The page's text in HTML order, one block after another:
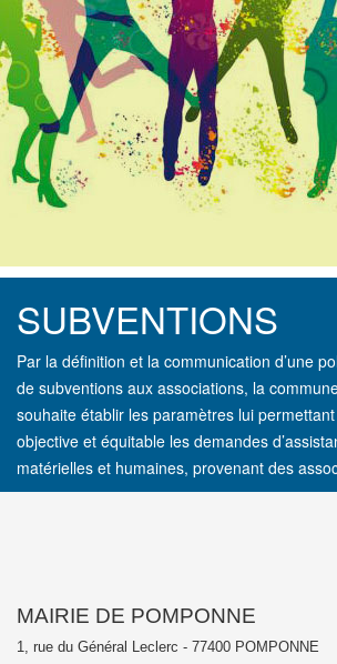
SUBVENTIONS
Par la définition et la communication d’une
de subventions aux associations, la
souhaite établir les paramètres lui
objective et équitable les demandes
matérielles et humaines, provenant des
MAIRIE DE POMPONNE
1, rue du Général Leclerc - 77400 POMPONNE